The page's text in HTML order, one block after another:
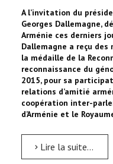
A l’invitation du
Georges Dallemagne,
Arménie ces derniers
Dallemagne a reçu
la médaille de la
reconnaissance du
2015, pour sa
relations d’amitié
coopération inter-
d’Arménie et le
Lire la suite...